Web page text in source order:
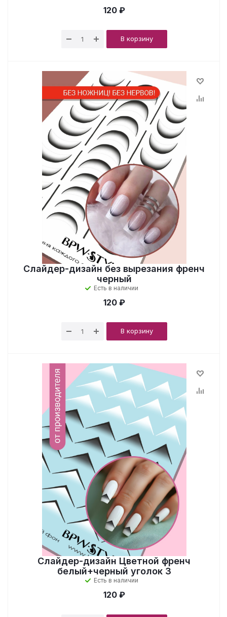
120 ₽
В корзину
Слайдер-дизайн без вырезания френч
черный
Есть в наличии
120 ₽
В корзину
Слайдер-дизайн Цветной френч
белый+черный уголок 3
Есть в наличии
120 ₽